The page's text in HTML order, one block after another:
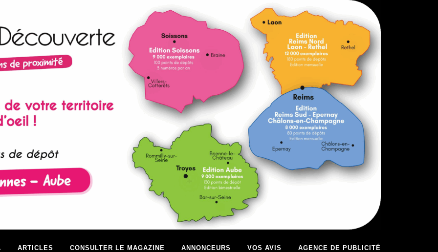
ARTICLES CONSULTER LE MAGAZINE ANNONCEURS VOS AVIS AGENCE DE PUBLICITÉ